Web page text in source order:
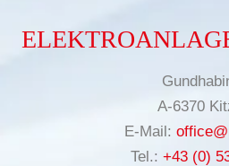
A-6370
E-Mail:
Tel.: +43 (0)